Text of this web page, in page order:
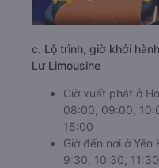
c. Lộ trình, giờ khởi
Lư Limousine
Giờ xuất phát ở
08:00, 09:00,
15:00
Giờ đến nơi ở
9:30, 10:30,